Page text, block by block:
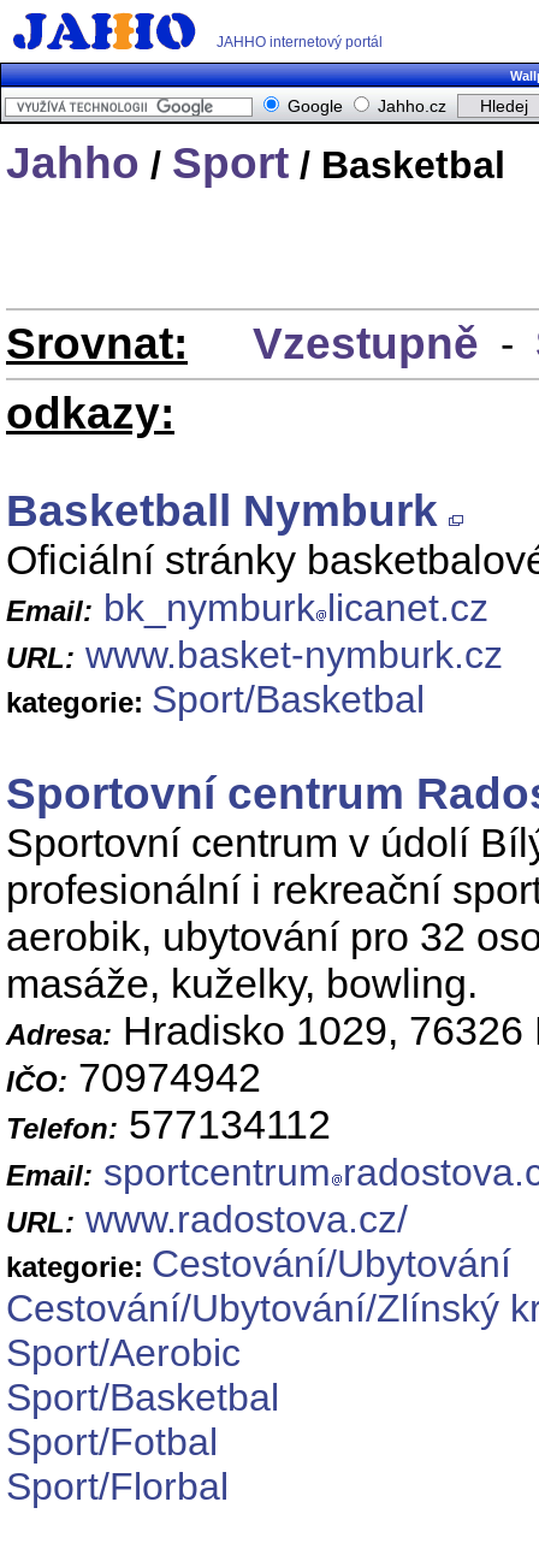
JAHHO internetový portál
Google Jahho.cz
Jahho / Sport / Basketbal
Srovnat: Vzestupně -
odkazy:
Basketball Nymburk
Oficiální stránky
Email: bk_nymburk licanet.cz
URL: www.basket-nymburk.cz
kategorie: Sport/Basketbal
Sportovní centrum
Sportovní centrum v údolí
profesionální i rekreační
aerobik, ubytování pro 32
masáže, kuželky, bowling.
Adresa: Hradisko 1029, 76326
IČO: 70974942
Telefon: 577134112
Email: sportcentrum
URL: www.radostova.cz/
kategorie: Cestování/Ubytování
Cestování/Ubytování/Zlínský
Sport/Aerobic
Sport/Basketbal
Sport/Fotbal
Sport/Florbal